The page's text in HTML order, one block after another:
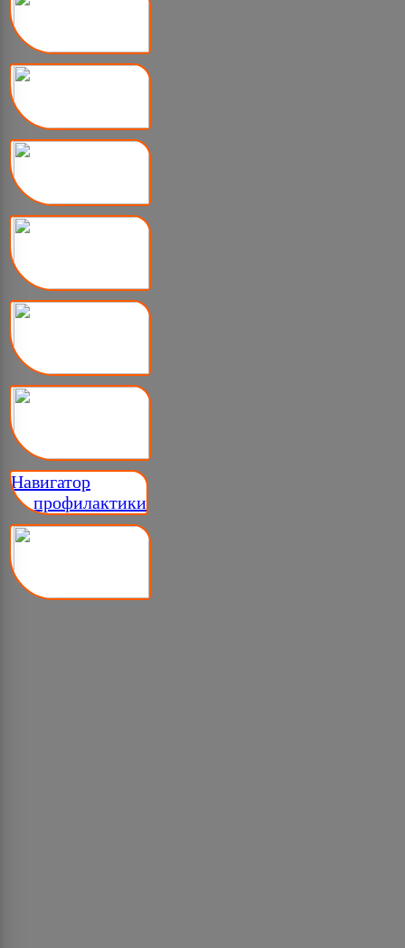
Навигатор
__ профилактики